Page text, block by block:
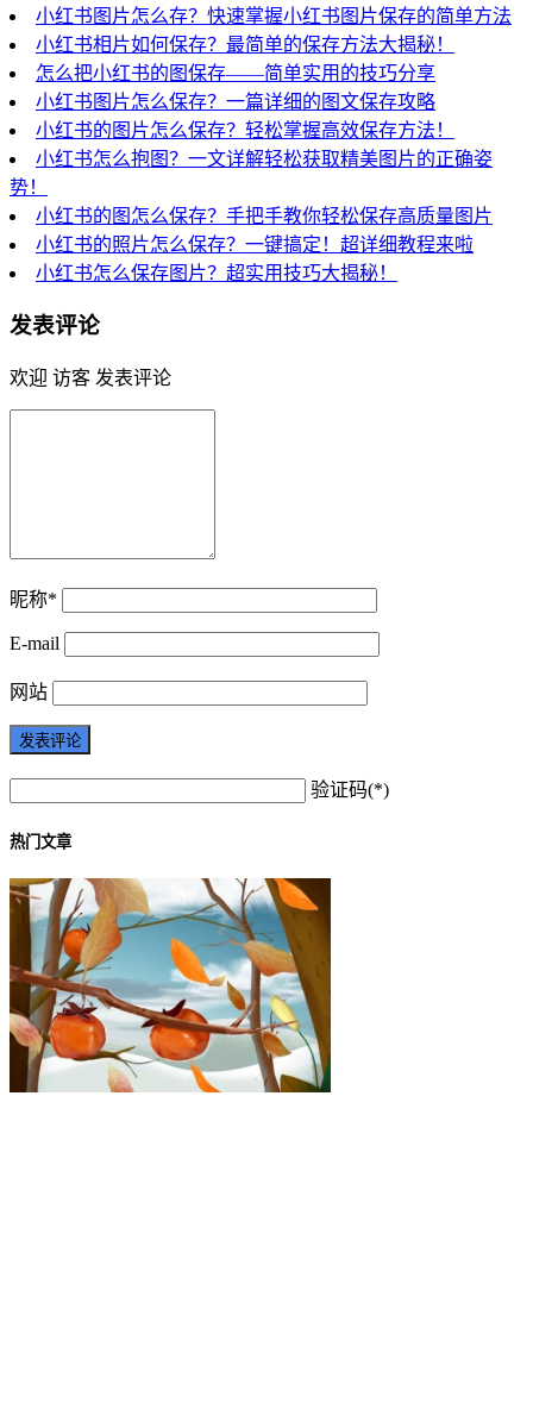
小红书图片怎么存？快速掌握小红书图片保存的简单方法
小红书相片如何保存？最简单的保存方法大揭秘！
怎么把小红书的图保存——简单实用的技巧分享
小红书图片怎么保存？一篇详细的图文保存攻略
小红书的图片怎么保存？轻松掌握高效保存方法！
小红书怎么抱图？一文详解轻松获取精美图片的正确姿
势！
小红书的图怎么保存？手把手教你轻松保存高质量图片
小红书的照片怎么保存？一键搞定！超详细教程来啦
小红书怎么保存图片？超实用技巧大揭秘！
发表评论
欢迎 访客 发表评论
昵称*
E-mail
网站
验证码(*)
热门文章